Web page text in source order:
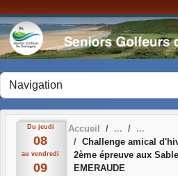
Du jeudi
08
au vendredi
09
Accueil
Challenge amical
2ème épreuve aux
EMERAUDE